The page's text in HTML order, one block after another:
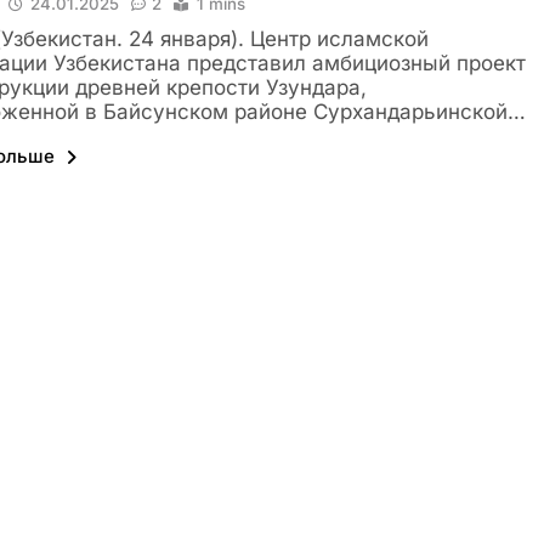
24 января). Центр исламской
Узбекистана представил амбициозный проект
древней крепости Узундара,
в Байсунском районе Сурхандарьинской…